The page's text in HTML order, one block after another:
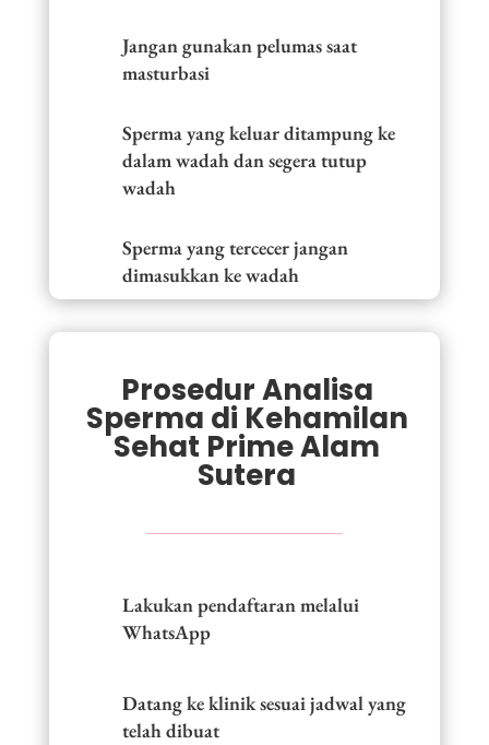
Jangan gunakan pelumas saat
masturbasi
Sperma yang keluar ditampung ke
dalam wadah dan segera tutup
wadah
Sperma yang tercecer jangan
dimasukkan ke wadah
Prosedur Analisa
Sperma di Kehamilan
Sehat Prime Alam
Sutera
Lakukan pendaftaran melalui
WhatsApp
Datang ke klinik sesuai jadwal yang
telah dibuat